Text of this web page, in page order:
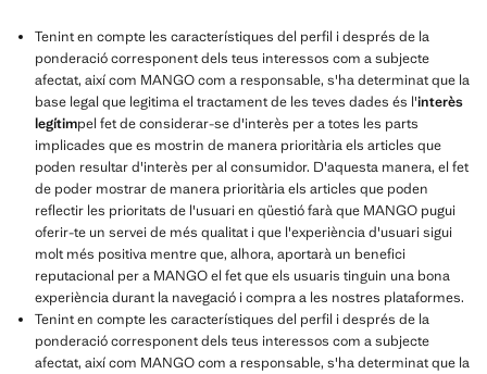
Tenint en compte les característiques del perfil i després de la
ponderació corresponent dels teus interessos com a subjecte
afectat, així com MANGO com a responsable, s'ha determinat que la
base legal que legitima el tractament de les teves dades és l'interès
legítimpel fet de considerar-se d'interès per a totes les parts
implicades que es mostrin de manera prioritària els articles que
poden resultar d'interès per al consumidor. D'aquesta manera, el fet
de poder mostrar de manera prioritària els articles que poden
reflectir les prioritats de l'usuari en qüestió farà que MANGO pugui
oferir-te un servei de més qualitat i que l'experiència d'usuari sigui
molt més positiva mentre que, alhora, aportarà un benefici
reputacional per a MANGO el fet que els usuaris tinguin una bona
experiència durant la navegació i compra a les nostres plataformes.
Tenint en compte les característiques del perfil i després de la
ponderació corresponent dels teus interessos com a subjecte
afectat, així com MANGO com a responsable, s'ha determinat que la